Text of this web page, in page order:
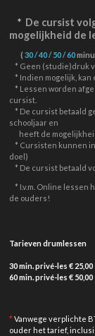
* De cursist
mogelijkheid de
( 30 / 40 / 50 / 60
* Geen (studie)druk
* Indien mogelijk, kan
* Lessen worden
cursist.
* De cursist betaald
schooljaar en
heeft de
* Cursisten kunnen
doel)
* De cursist betaald
* I.v.m. Online lessen
de ouders!
Tarieven drumlessen
30 min. privé-les € 25,00
60 min. privé-les € 50,00
*Vanwege verplichte
ouder het tarief,